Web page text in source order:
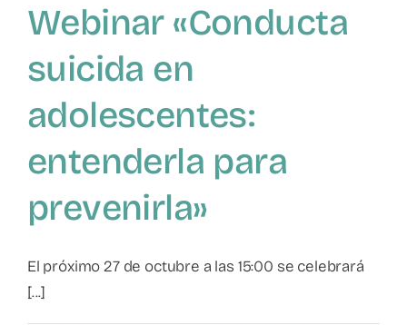
Webinar «Conducta
suicida en
adolescentes:
entenderla para
prevenirla»
El próximo 27 de octubre a las 15:00 se celebrará
[...]